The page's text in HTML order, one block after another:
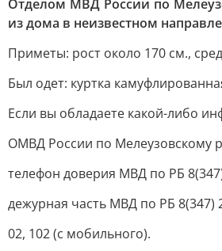
Отделом МВД России по
из дома в неизвестном
Приметы: рост около 170 см.,
Был одет: куртка
Если вы обладаете какой-либо
ОМВД России по Мелеузовскому
телефон доверия МВД по РБ
дежурная часть МВД по РБ 8(347)
02, 102 (с мобильного).